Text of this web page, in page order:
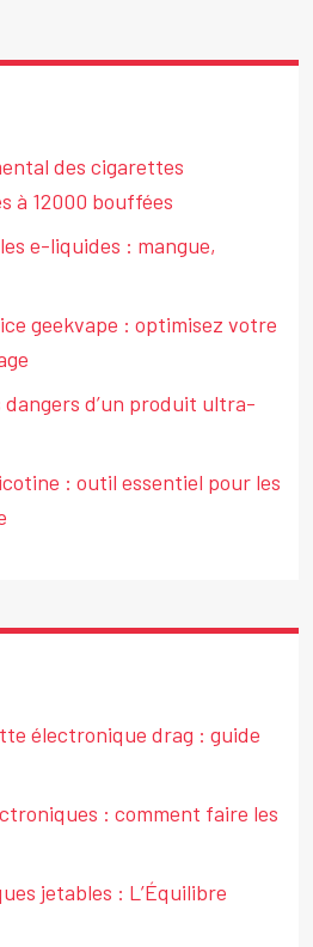
des cigarettes
à 12000 bouffées
e-liquides : mangue,
geekvape : optimisez votre
dangers d’un produit ultra-
: outil essentiel pour les
électronique drag : guide
: comment faire les
jetables : L’Équilibre